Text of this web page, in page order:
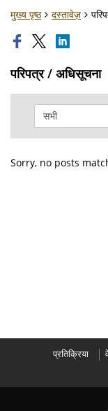
मुख्य पृष्ठ दस्तावेज़
परिपत्र / अधिसूचना
Sorry, no posts
प्रतिक्रिया